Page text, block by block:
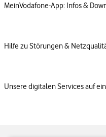
MeinVodafone-App: Infos &
Hilfe zu Störungen &
Unsere digitalen Services auf